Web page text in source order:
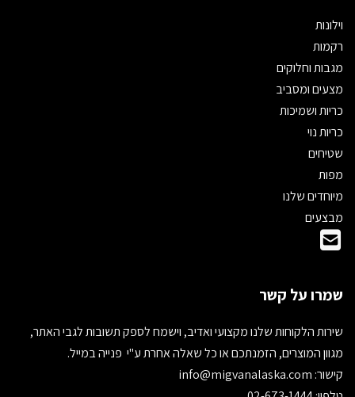
וילונות
רקמות
מגבות וחלוקים
מצעים ומסביב
כריות ושמיכות
כריות נוי
שטיחים
מפות
מיוחדים שלנו
מבצעים
שמרו על קשר
שירות הלקוחות שלנו מקצועי ואדיב, וישמח לספק תשובות לגבי האתר,
מגוון המוצרים, הזמנתכם או כל שאלה אחרת ע"י פנייה במייל.
קישור: